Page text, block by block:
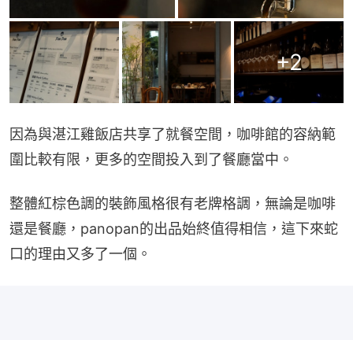
+2
因為與湛江雞飯店共享了就餐空間，咖啡館的容納範
圍比較有限，更多的空間投入到了餐廳當中。
整體紅棕色調的裝飾風格很有老牌格調，無論是咖啡
還是餐廳，panopan的出品始終值得相信，這下來蛇
口的理由又多了一個。